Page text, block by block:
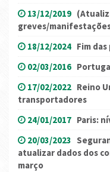
13/12/2019
greves/
18/12/2024 Fim
02/03/2016
17/02/2022 Reino
transportadores
24/01/2017 Paris:
20/03/2023
atualizar dados dos
março